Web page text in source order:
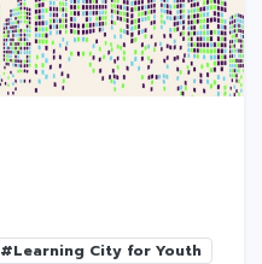
#Learning City for Youth